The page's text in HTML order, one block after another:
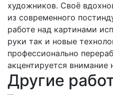
художников. Своё
из современного
работе над картинами
руки так и новые
профессионально
акцентируется внимание
Другие